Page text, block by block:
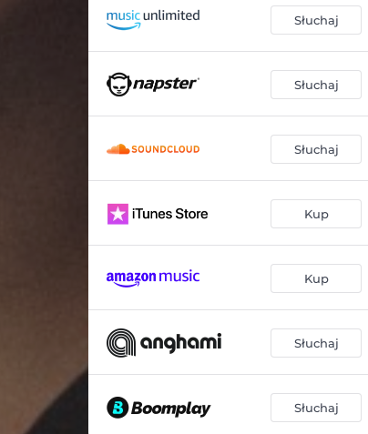
Słuchaj
Słuchaj
Słuchaj
Kup
Kup
Słuchaj
Słuchaj